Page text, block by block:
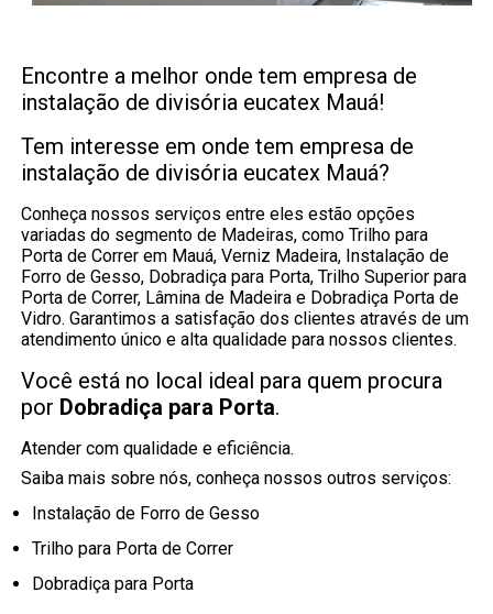
Encontre a melhor onde tem empresa de
instalação de divisória eucatex Mauá!
Tem interesse em onde tem empresa de
instalação de divisória eucatex Mauá?
Conheça nossos serviços entre eles estão opções
variadas do segmento de Madeiras, como Trilho para
Porta de Correr em Mauá, Verniz Madeira, Instalação de
Forro de Gesso, Dobradiça para Porta, Trilho Superior para
Porta de Correr, Lâmina de Madeira e Dobradiça Porta de
Vidro. Garantimos a satisfação dos clientes através de um
atendimento único e alta qualidade para nossos clientes.
Você está no local ideal para quem procura
por Dobradiça para Porta.
Atender com qualidade e eficiência.
Saiba mais sobre nós, conheça nossos outros serviços:
Instalação de Forro de Gesso
Trilho para Porta de Correr
Dobradiça para Porta